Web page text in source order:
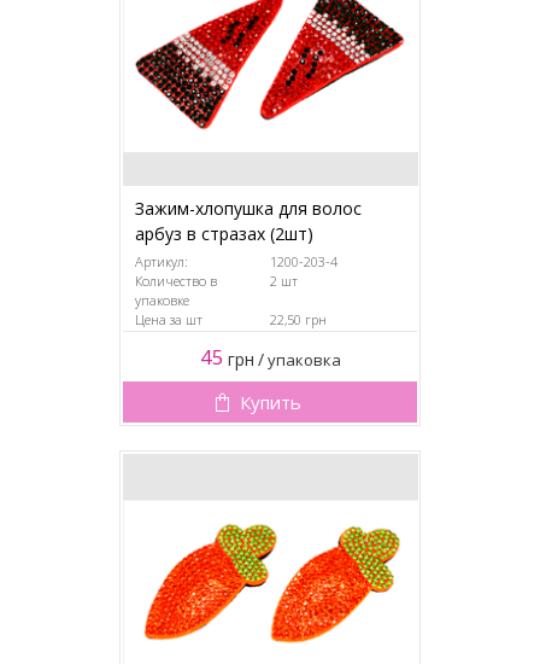
Зажим-хлопушка для волос
арбуз в стразах (2шт)
Артикул:
1200-203-4
Количество в
упаковке
2 шт
Цена за шт 22,50 грн
45 грн /упаковка
Купить